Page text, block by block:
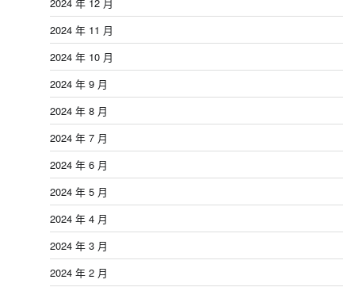
2024 年 12 月
2024 年 11 月
2024 年 10 月
2024 年 9 月
2024 年 8 月
2024 年 7 月
2024 年 6 月
2024 年 5 月
2024 年 4 月
2024 年 3 月
2024 年 2 月